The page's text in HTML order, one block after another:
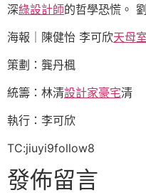
深綠設計師的哲學恐慌。
海報｜陳健怡 李可欣天母
策劃：龔丹楓
統籌：林清設計家豪宅清
執行：李可欣
TC:jiuyi9follow8
發佈留言